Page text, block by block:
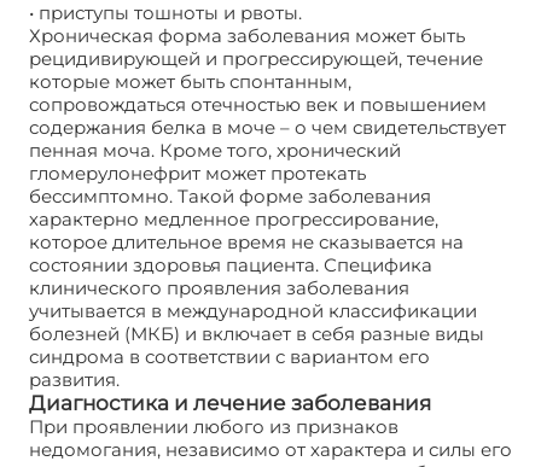
• приступы тошноты и рвоты.
Хроническая форма заболевания может быть
рецидивирующей и прогрессирующей, течение
которые может быть спонтанным,
сопровождаться отечностью век и повышением
содержания белка в моче – о чем свидетельствует
пенная моча. Кроме того, хронический
гломерулонефрит может протекать
бессимптомно. Такой форме заболевания
характерно медленное прогрессирование,
которое длительное время не сказывается на
состоянии здоровья пациента. Специфика
клинического проявления заболевания
учитывается в международной классификации
болезней (МКБ) и включает в себя разные виды
синдрома в соответствии с вариантом его
развития.
Диагностика и лечение заболевания
При проявлении любого из признаков
недомогания, независимо от характера и силы его